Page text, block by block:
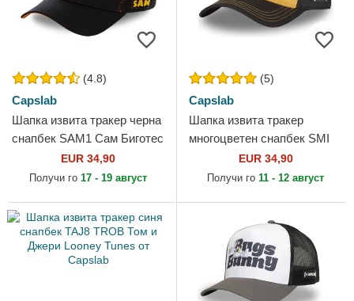
(4.8)
Capslab
Шапка извита тракер черна
снапбек SAM1 Сам Биготес
Looney Tunes от Capslab
EUR 34,90
Получи го 17 - 19 август
(5)
Capslab
Шапка извита тракер
многоцветен снапбек SMI
Джери Looney Tunes от
Capslab
EUR 34,90
Получи го 11 - 12 август